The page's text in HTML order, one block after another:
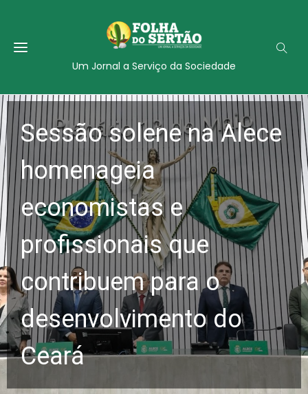
Um Jornal a Serviço da Sociedade
Sessão solene na Alece
homenageia
economistas e
profissionais que
contribuem para o
desenvolvimento do
Ceará